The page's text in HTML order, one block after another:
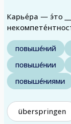
Карье́ра — э́то
повыше́ний
повыше́нии
повыше́ниями
überspringen